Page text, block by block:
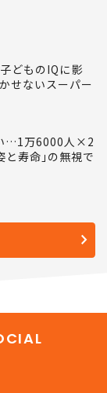
どものIQに影
せないスーパー
…1万6000人×2
と寿命｣の無視で